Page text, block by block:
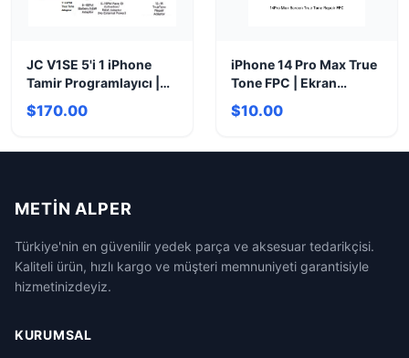
JC V1SE 5'i 1 iPhone
Tamir Programlayıcı |
Çok Fonksiyonlu
Çözüm
$170.00
iPhone 14 Pro Max True
Tone FPC | Ekran
Kalibrasyon Flexi
$10.00
METIN ALPER
Türkiye'nin en güvenilir yedek parça ve aksesuar tedarikçisi.
Kaliteli ürün, hızlı kargo ve müşteri memnuniyeti garantisiyle
hizmetinizdeyiz.
KURUMSAL